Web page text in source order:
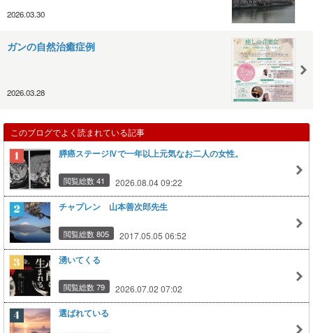
2026.03.30
ガンの自然治癒症例
2026.03.28
このブログでよく読まれている記事
膵癌ステージⅣで一年以上元気なお二人の女性。
閲覧総数 41 2026.08.04 09:22
チャプレン 山本善次郎先生
閲覧総数 805 2017.05.05 06:52
湧いてくる
閲覧総数 79 2026.07.02 07:02
選ばれている